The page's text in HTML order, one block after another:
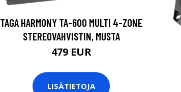
TAGA HARMONY TA-600 MULTI 4-ZONE
STEREOVAHVISTIN, MUSTA
479 EUR
LISÄTIETOJA